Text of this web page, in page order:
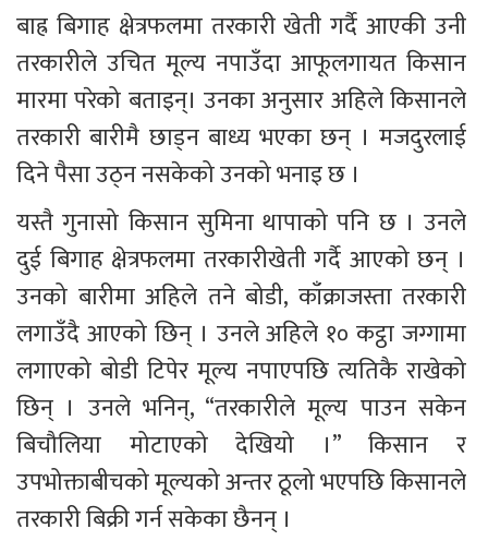
बाह्र बिगाह क्षेत्रफलमा तरकारी खेती गर्दै आएकी उनी
तरकारीले उचित मूल्य नपाउँदा आफूलगायत किसान
मारमा परेको बताइन्। उनका अनुसार अहिले किसानले
तरकारी बारीमै छाड्न बाध्य भएका छन् । मजदुरलाई
दिने पैसा उठ्न नसकेको उनको भनाइ छ ।
यस्तै गुनासो किसान सुमिना थापाको पनि छ । उनले
दुई बिगाह क्षेत्रफलमा तरकारीखेती गर्दै आएको छन् ।
उनको बारीमा अहिले तने बोडी, काँक्राजस्ता तरकारी
लगाउँदै आएको छिन् । उनले अहिले १० कट्ठा जग्गामा
लगाएको बोडी टिपेर मूल्य नपाएपछि त्यतिकै राखेको
छिन् । उनले भनिन्, “तरकारीले मूल्य पाउन सकेन
बिचौलिया मोटाएको देखियो ।” किसान र
उपभोक्ताबीचको मूल्यको अन्तर ठूलो भएपछि किसानले
तरकारी बिक्री गर्न सकेका छैनन् ।